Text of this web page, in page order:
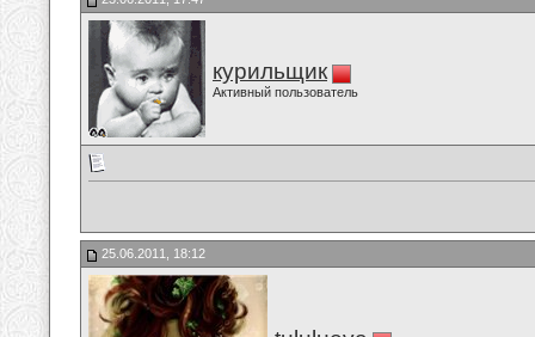
курильщик
Активный пользователь
25.06.2011, 18:12